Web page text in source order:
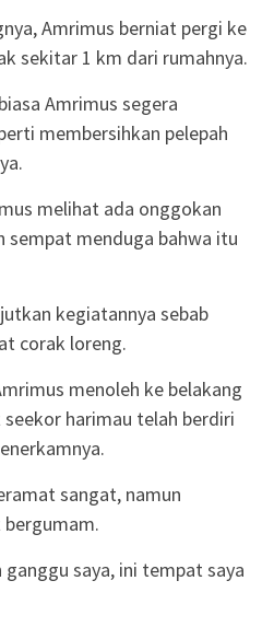
Amrimus berniat pergi ke
sekitar 1 km dari rumahnya.
Amrimus segera
membersihkan pelepah
melihat ada onggokan
sempat menduga bahwa itu
kegiatannya sebab
corak loreng.
menoleh ke belakang
harimau telah berdiri
sangat, namun
saya, ini tempat saya